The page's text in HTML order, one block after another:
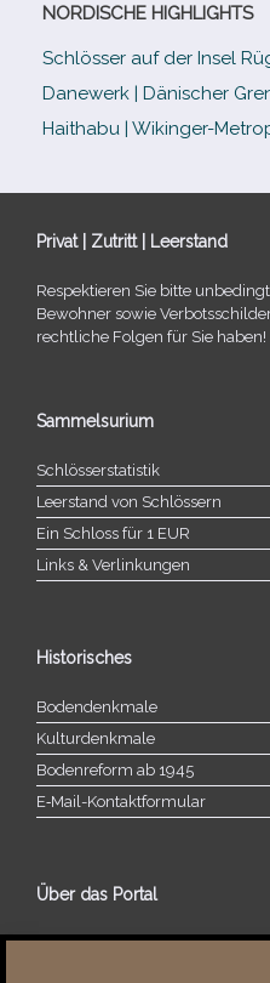
NORDISCHE HIGHLIGHTS
Schlösser auf der Insel
Danewerk | Dänischer
Haithabu | Wikinger-
Privat | Zutritt | Leerstand
Respektieren Sie bitte
Bewohner sowie
recht­li­che Folgen für Sie haben!
Sammelsurium
Schlösserstatistik
Leerstand von Schlössern
Ein Schloss für 1 EUR
Links & Verlinkungen
Historisches
Bodendenkmale
Kulturdenkmale
Bodenreform ab 1945
E‑Mail-​​Kontaktformular
Über das Portal
Über dieses Portal